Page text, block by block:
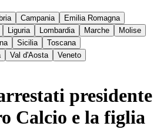
Campania
Emilia Romagna
Liguria Lombardia Marche
Molise
Sicilia
Toscana
Val d'Aosta Veneto
presidente
Calcio e la figlia